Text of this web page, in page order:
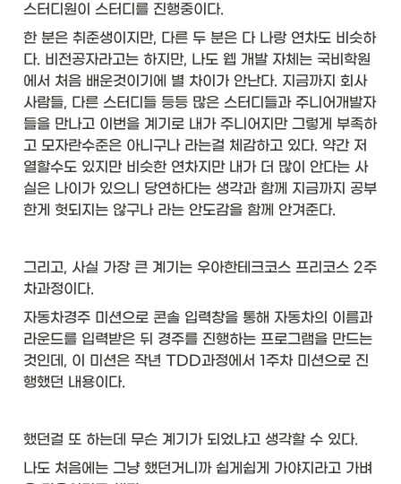
스터디원이 스터디를 진행중이다.
한 분은 취준생이지만, 다른 두 분은 다 나랑 연차도 비슷하
다. 비전공자라고는 하지만, 나도 웹 개발 자체는 국비학원
에서 처음 배운것이기에 별 차이가 안난다. 지금까지 회사
사람들, 다른 스터디들 등등 많은 스터디들과 주니어개발자
들을 만나고 이번을 계기로 내가 주니어지만 그렇게 부족하
고 모자란수준은 아니구나 라는걸 체감하고 있다. 약간 저
열할수도 있지만 비슷한 연차지만 내가 더 많이 안다는 사
실은 나이가 있으니 당연하다는 생각과 함께 지금까지 공부
한게 헛되지는 않구나 라는 안도감을 함께 안겨준다.
그리고, 사실 가장 큰 계기는 우아한테크코스 프리코스 2주
차과정이다.
자동차경주 미션으로 콘솔 입력창을 통해 자동차의 이름과
라운드를 입력받은 뒤 경주를 진행하는 프로그램을 만드는
것인데, 이 미션은 작년 TDD과정에서 1주차 미션으로 진
행했던 내용이다.
했던걸 또 하는데 무슨 계기가 되었냐고 생각할 수 있다.
나도 처음에는 그냥 했던거니까 쉽게쉽게 가야지라고 가벼